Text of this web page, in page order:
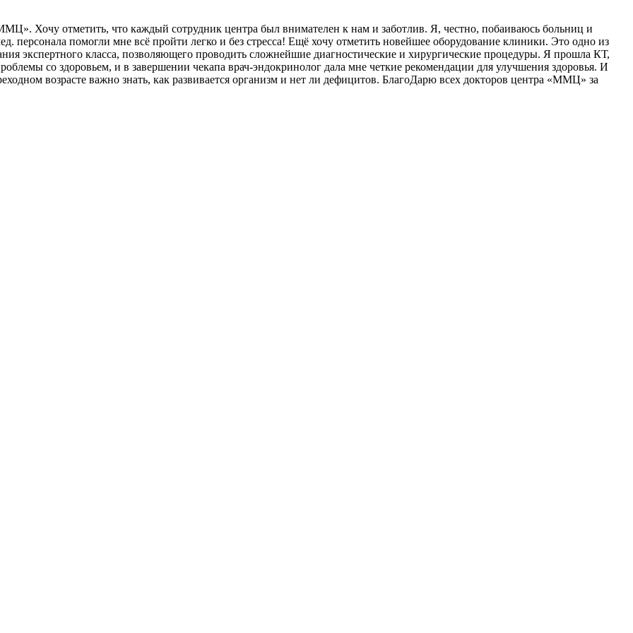
Хочу отметить, что каждый сотрудник центра был внимателен к нам и заботлив. Я, честно, побаиваюсь больниц и
помогли мне всё пройти легко и без стресса! Ещё хочу отметить новейшее оборудование клиники. Это одно из
экспертного класса, позволяющего проводить сложнейшие диагностические и хирургические процедуры. Я прошла КТ,
со здоровьем, и в завершении чекапа врач-эндокринолог дала мне четкие рекомендации для улучшения здоровья. И
возрасте важно знать, как развивается организм и нет ли дефицитов. БлагоДарю всех докторов центра «ММЦ» за